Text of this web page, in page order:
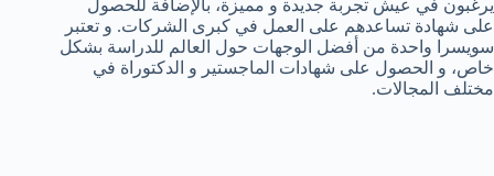
يرغبون في عيش تجربة جديدة و مميزة، بالإضافة للحصول
على شهادة تساعدهم على العمل في كبرى الشركات. و تعتبر
سويسرا واحدة من أفضل الوجهات حول العالم للدراسة بشكل
خاص، و الحصول على شهادات الماجستير و الدكتوراة في
مختلف المجالات.